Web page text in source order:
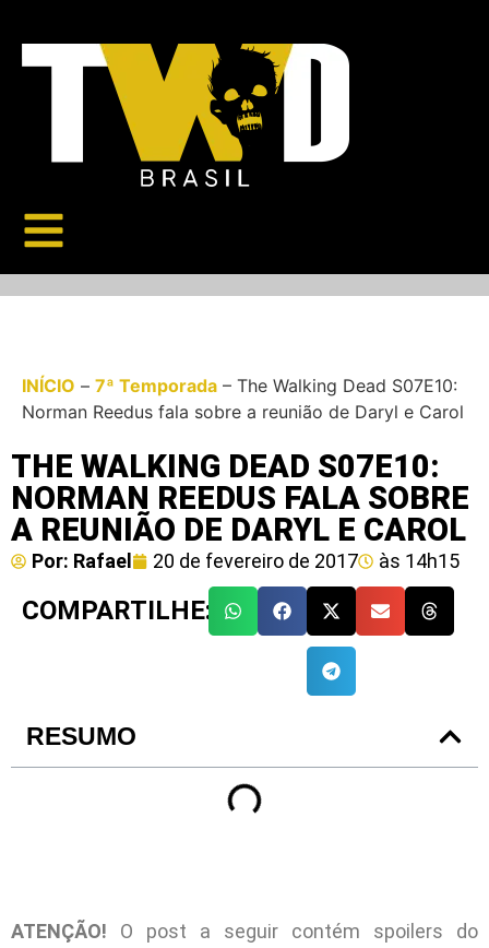
INÍCIO – 7ª Temporada – The Walking Dead S07E10:
Norman Reedus fala sobre a reunião de Daryl e Carol
THE WALKING DEAD S07E10:
NORMAN REEDUS FALA SOBRE
A REUNIÃO DE DARYL E CAROL
Por: Rafael 20 de fevereiro de 2017 às 14h15
COMPARTILHE:
RESUMO
ATENÇÃO! O post a seguir contém spoilers do